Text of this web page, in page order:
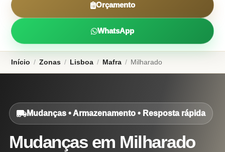
Orçamento
WhatsApp
Início / Zonas / Lisboa / Mafra / Milharado
Mudanças • Armazenamento • Resposta rápida
Mudanças em Milharado